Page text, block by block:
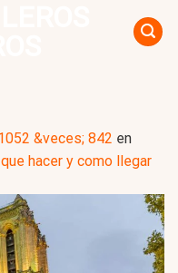
&veces; 842 en
que hacer y como llegar